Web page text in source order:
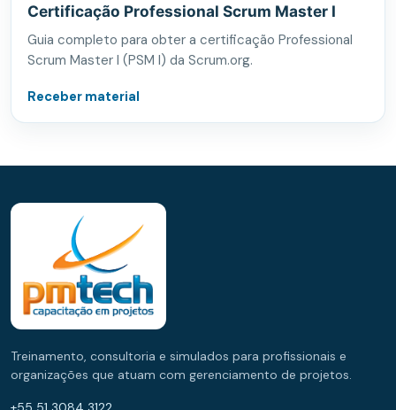
Certificação Professional Scrum Master I
Guia completo para obter a certificação Professional
Scrum Master I (PSM I) da Scrum.org.
Receber material
Treinamento, consultoria e simulados para profissionais e
organizações que atuam com gerenciamento de projetos.